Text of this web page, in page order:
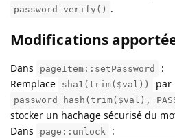
password_verify() .
Modifications
Dans pageItem::setPassword
:
Remplace
sha1(trim($val)) par
password_hash(trim($val),
stocker un hachage sécurisé du
Dans
page::unlock
: